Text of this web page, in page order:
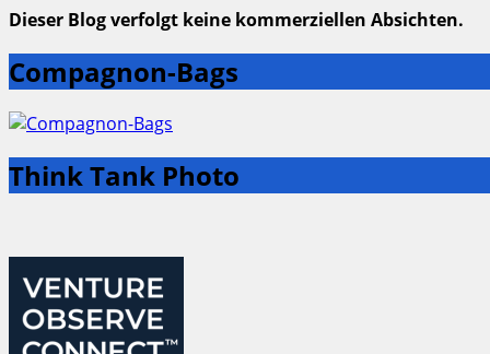
Dieser Blog verfolgt keine kommerziellen Absichten.
Compagnon-Bags
Think Tank Photo